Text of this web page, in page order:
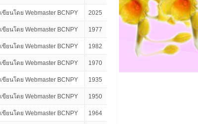
เขียนโดย Webmaster BCNPY 2025
เขียนโดย Webmaster BCNPY 1977
เขียนโดย Webmaster BCNPY 1982
เขียนโดย Webmaster BCNPY 1970
เขียนโดย Webmaster BCNPY 1935
เขียนโดย Webmaster BCNPY 1950
เขียนโดย Webmaster BCNPY 1964